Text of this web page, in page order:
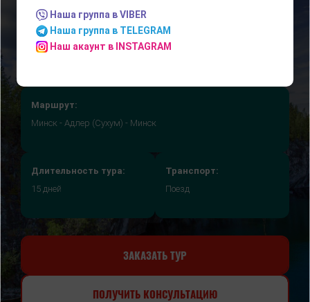
Маршрут:
Минск - Адлер (Сухум) - Минск
Длительность тура:
15 дней
Транспорт:
Поезд
ЗАКАЗАТЬ ТУР
ПОЛУЧИТЬ КОНСУЛЬТАЦИЮ
Наша группа в VIBER
Наша группа в TELEGRAM
Наш акаунт в INSTAGRAM